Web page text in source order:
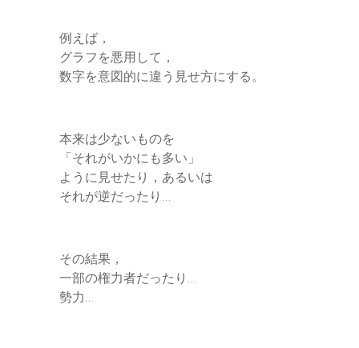
例えば，
グラフを悪用して，
数字を意図的に違う見せ方にする。
本来は少ないものを
「それがいかにも多い」
ように見せたり，あるいは
それが逆だったり…
その結果，
一部の権力者だったり…
勢力…